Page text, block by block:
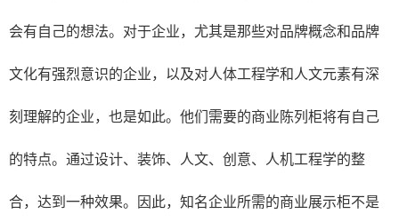
会有自己的想法。对于企业，尤其是那些对品牌概念和品牌
文化有强烈意识的企业，以及对人体工程学和人文元素有深
刻理解的企业，也是如此。他们需要的商业陈列柜将有自己
的特点。通过设计、装饰、人文、创意、人机工程学的整
合，达到一种效果。因此，知名企业所需的商业展示柜不是